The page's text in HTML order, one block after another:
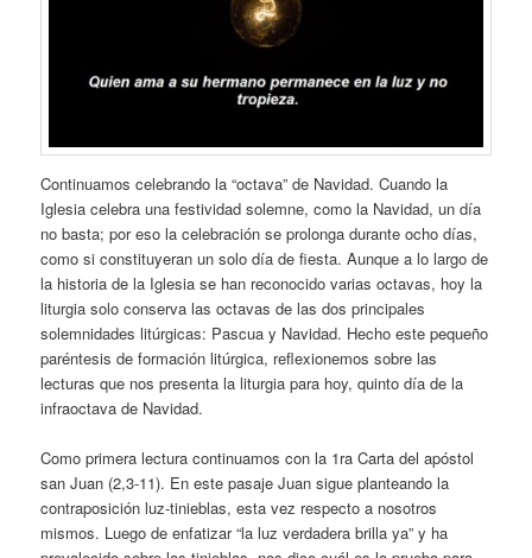
Continuamos celebrando la “octava” de Navidad. Cuando la
Iglesia celebra una festividad solemne, como la Navidad, un día
no basta; por eso la celebración se prolonga durante ocho días,
como si constituyeran un solo día de fiesta. Aunque a lo largo de
la historia de la Iglesia se han reconocido varias octavas, hoy la
liturgia solo conserva las octavas de las dos principales
solemnidades litúrgicas: Pascua y Navidad. Hecho este pequeño
paréntesis de formación litúrgica, reflexionemos sobre las
lecturas que nos presenta la liturgia para hoy, quinto día de la
infraoctava de Navidad.
Como primera lectura continuamos con la 1ra Carta del apóstol
san Juan (2,3-11). En este pasaje Juan sigue planteando la
contraposición luz-tinieblas, esta vez respecto a nosotros
mismos. Luego de enfatizar “la luz verdadera brilla ya” y ha